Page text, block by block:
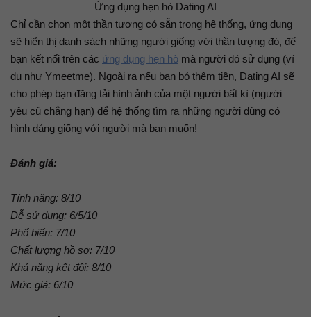
Ứng dụng hẹn hò Dating AI
Chỉ cần chọn một thần tượng có sẵn trong hệ thống, ứng dụng
sẽ hiển thị danh sách những người giống với thần tượng đó, để
bạn kết nối trên các ứng dụng hẹn hò mà người đó sử dụng (ví
dụ như Ymeetme). Ngoài ra nếu bạn bỏ thêm tiền, Dating AI sẽ
cho phép bạn đăng tải hình ảnh của một người bất kì (người
yêu cũ chẳng hạn) để hệ thống tìm ra những người dùng có
hình dáng giống với người mà bạn muốn!
Đánh giá:
Tính năng: 8/10
Dễ sử dụng: 6/5/10
Phổ biến: 7/10
Chất lượng hồ sơ: 7/10
Khả năng kết đôi: 8/10
Mức giá: 6/10